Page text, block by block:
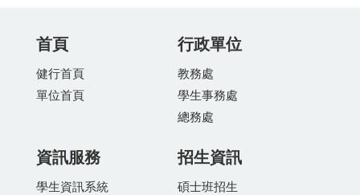
首頁
健行首頁
單位首頁
行政單位
教務處
學生事務處
總務處
資訊服務
學生資訊系統
招生資訊
碩士班招生